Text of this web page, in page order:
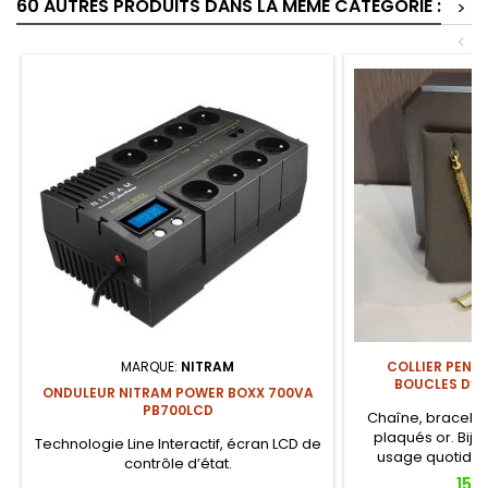
60 AUTRES PRODUITS DANS LA MÊME CATÉGORIE :
>
<
MARQUE: NITRAM
ONDULEUR NITRAM POWER BOXX 700VA
PB700LCD
Technologie Line Interactif, écran LCD de
contrôle d’état.
COLLIER
BOUCLES
Chaîne,
plaqués or.
usage
élégantes.
Prix